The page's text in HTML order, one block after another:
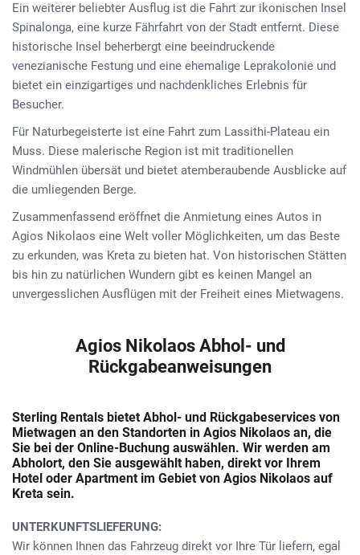
Ein weiterer beliebter Ausflug ist die Fahrt zur ikonischen Insel
Spinalonga, eine kurze Fährfahrt von der Stadt entfernt. Diese
historische Insel beherbergt eine beeindruckende
venezianische Festung und eine ehemalige Leprakolonie und
bietet ein einzigartiges und nachdenkliches Erlebnis für
Besucher.
Für Naturbegeisterte ist eine Fahrt zum Lassithi-Plateau ein
Muss. Diese malerische Region ist mit traditionellen
Windmühlen übersät und bietet atemberaubende Ausblicke auf
die umliegenden Berge.
Zusammenfassend eröffnet die Anmietung eines Autos in
Agios Nikolaos eine Welt voller Möglichkeiten, um das Beste
zu erkunden, was Kreta zu bieten hat. Von historischen Stätten
bis hin zu natürlichen Wundern gibt es keinen Mangel an
unvergesslichen Ausflügen mit der Freiheit eines Mietwagens.
Agios Nikolaos Abhol- und
Rückgabeanweisungen
Sterling Rentals bietet Abhol- und Rückgabeservices von
Mietwagen an den Standorten in Agios Nikolaos an, die
Sie bei der Online-Buchung auswählen. Wir werden am
Abholort, den Sie ausgewählt haben, direkt vor Ihrem
Hotel oder Apartment im Gebiet von Agios Nikolaos auf
Kreta sein.
UNTERKUNFTSLIEFERUNG:
Wir können Ihnen das Fahrzeug direkt vor Ihre Tür liefern, egal